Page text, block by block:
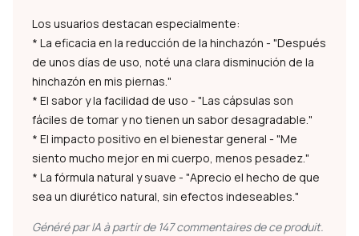
Los usuarios destacan especialmente:
* La eficacia en la reducción de la hinchazón - "Después
de unos días de uso, noté una clara disminución de la
hinchazón en mis piernas."
* El sabor y la facilidad de uso - "Las cápsulas son
fáciles de tomar y no tienen un sabor desagradable."
* El impacto positivo en el bienestar general - "Me
siento mucho mejor en mi cuerpo, menos pesadez."
* La fórmula natural y suave - "Aprecio el hecho de que
sea un diurético natural, sin efectos indeseables."
Généré par IA à partir de 147 commentaires de ce produit.